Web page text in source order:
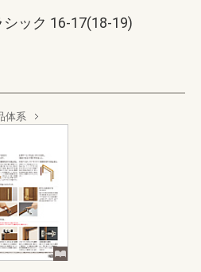
ック 16-17(18-19)
体系